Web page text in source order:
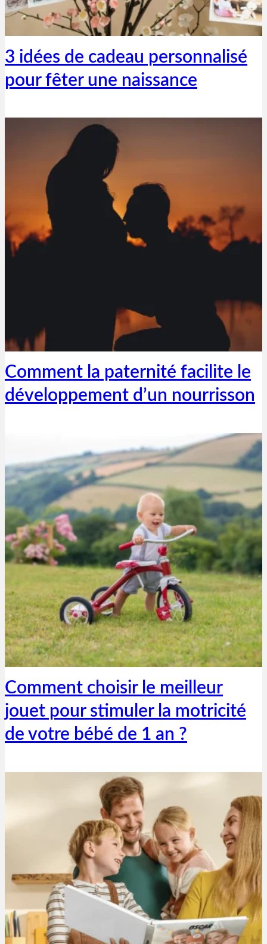
Thibaut Parent
30 juin 2023
3 idées de cadeau personnalisé
pour fêter une naissance
9 mai 2023
Comment la paternité facilite le
développement d’un nourrisson
Thibaut Parent
1 mars 2023
Comment choisir le meilleur
jouet pour stimuler la motricité
de votre bébé de 1 an ?